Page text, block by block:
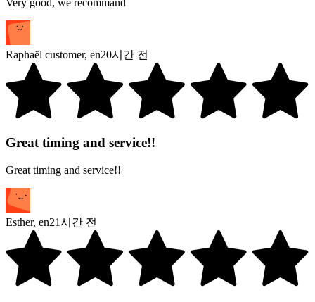
Raphaël customer, en20시간 전
Great timing and service!!
Great timing and service!!
Esther, en21시간 전